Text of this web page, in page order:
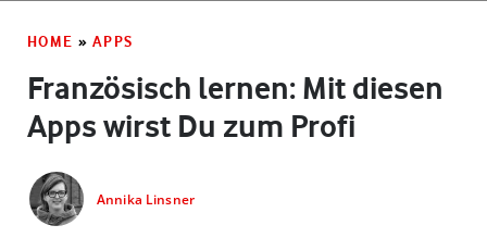
HOME » APPS
Französisch lernen: Mit diesen
Apps wirst Du zum Profi
Annika Linsner